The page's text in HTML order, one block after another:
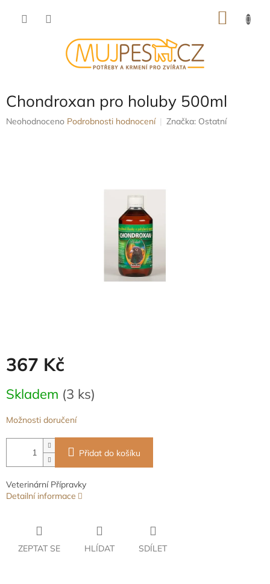
Chondroxan pro holuby 500ml
Průměrné
Neohodnoceno Podrobnosti hodnocení Značka: Ostatní
367 Kč
cena:
Skladem (3 ks)
Možnosti doručení
Přidat do košíku
Veterinární Přípravky
Detailní informace
ZEPTAT SE HLÍDAT SDÍLET